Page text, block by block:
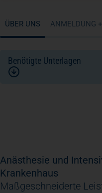
ÜBER UNS ANMELDUNG
Benötigte Unterlagen
Anästhesie und
Krankenhaus
Maßgeschneiderte